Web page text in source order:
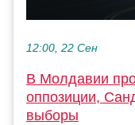
12:00, 22 Сен
В Молдавии
оппозиции,
выборы